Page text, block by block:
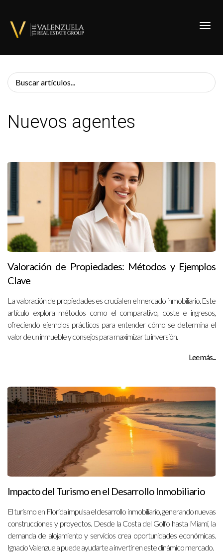
Nuevos agentes
Valoración de Propiedades: Métodos y Ejemplos
Clave
La valoración de propiedades es crucial en el mercado inmobiliario. Este
artículo explora métodos como el comparativo, coste e ingresos,
ofreciendo ejemplos prácticos para entender cómo se determina el
valor de un inmueble y consejos para maximizar tu inversión.
Lee más...
Impacto del Turismo en el Desarrollo Inmobiliario
El turismo en Florida impulsa el desarrollo inmobiliario, generando nuevas
construcciones y proyectos. Desde la Costa del Golfo hasta Miami, la
demanda de alojamiento y servicios crea oportunidades económicas.
Ignacio Valenzuela puede ayudarte a invertir en este dinámico mercado.